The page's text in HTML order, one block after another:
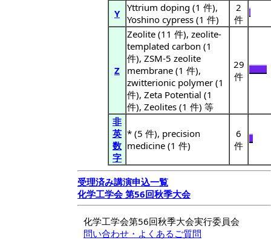
Y Yttrium doping (1 件),
Yoshino cypress (1 件)
2
件
Z
Zeolite (11 件), zeolite-
templated carbon (1
件), ZSM-5 zeolite
membrane (1 件),
zwitterionic polymer (1
件), Zeta Potential (1
件), Zeolites (1 件) 等
29
件
非
英
数
字
* (5 件), precision
medicine (1 件)
6
件
受理済み講演申込一覧
化学工学会 第56回秋季大会
化学工学会第56回秋季大会実行委員会
問い合わせ・よくあるご質問